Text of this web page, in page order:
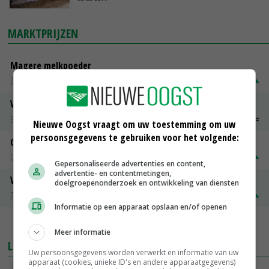
MARKTPRIJZEN
Magere melkpoeder
Zuivel NL
Vleeskuikens 2001-2600 gr
Barneveld
€ 1,09~ € 1,11
Gerst
Groningen
Volle melkpoeder
Zuivel NL
LAATSTE NIEUWS
Nieuwe Oogst vraagt om uw toestemming om uw
persoonsgegevens te gebruiken voor het volgende:
Gepersonaliseerde advertenties en content,
advertentie- en contentmetingen,
doelgroepenonderzoek en ontwikkeling van diensten
Informatie op een apparaat opslaan en/of openen
Meer informatie
Uw persoonsgegevens worden verwerkt en informatie van uw
apparaat (cookies, unieke ID's en andere apparaatgegevens)